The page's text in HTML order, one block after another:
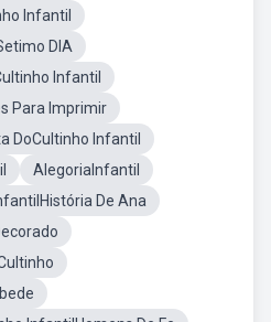
Infantil
DIA
Infantil
Para Imprimir
DoCultinho Infantil
AlegoriaInfantil
De Ana